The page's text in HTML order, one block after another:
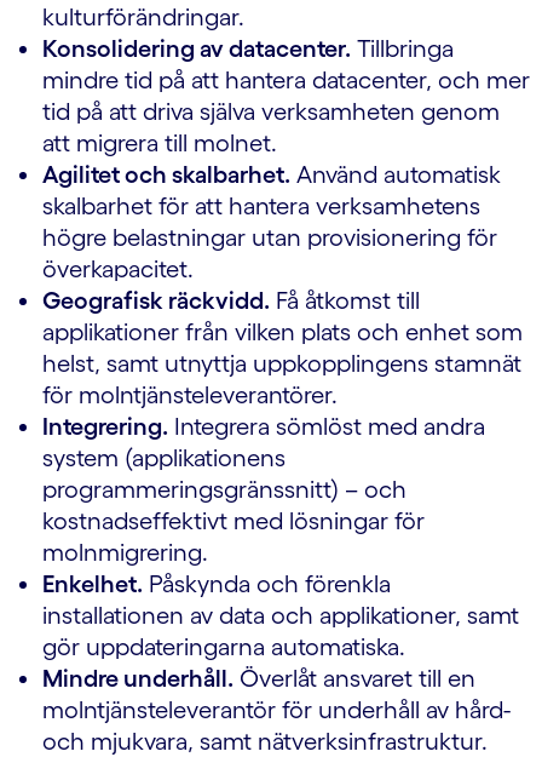
kulturförändringar.
Konsolidering av datacenter. Tillbringa
mindre tid på att hantera datacenter, och mer
tid på att driva själva verksamheten genom
att migrera till molnet.
Agilitet och skalbarhet. Använd automatisk
skalbarhet för att hantera verksamhetens
högre belastningar utan provisionering för
överkapacitet.
Geografisk räckvidd. Få åtkomst till
applikationer från vilken plats och enhet som
helst, samt utnyttja uppkopplingens stamnät
för molntjänsteleverantörer.
Integrering. Integrera sömlöst med andra
system (applikationens
programmeringsgränssnitt) – och
kostnadseffektivt med lösningar för
molnmigrering.
Enkelhet. Påskynda och förenkla
installationen av data och applikationer, samt
gör uppdateringarna automatiska.
Mindre underhåll. Överlåt ansvaret till en
molntjänsteleverantör för underhåll av hård-
och mjukvara, samt nätverksinfrastruktur.